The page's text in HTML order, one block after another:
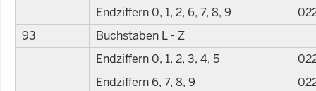
Endziffern 0, 1, 2, 6, 7, 8, 9
93
Buchstaben L - Z
Endziffern 0, 1, 2, 3, 4, 5
Endziffern 6, 7, 8, 9